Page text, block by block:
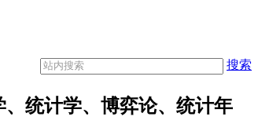
搜索
统计学、博弈论、统计年